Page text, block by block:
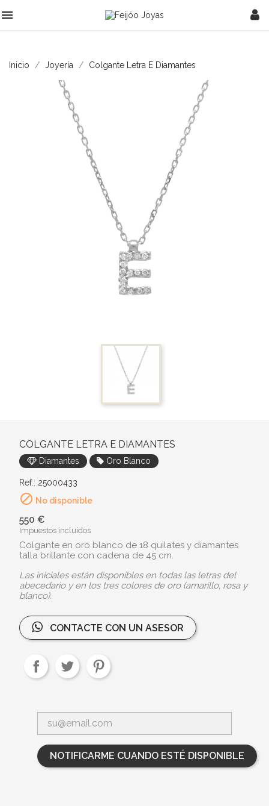

Inicio Joyería Colgante Letra E Diamantes
COLGANTE LETRA E DIAMANTES
Diamantes Oro Blanco
Ref.: 25000433
 No disponible
550 €
Impuestos incluidos
Colgante en oro blanco de 18 quilates y diamantes
talla brillante con cadena de 45 cm.
Las iniciales están disponibles en todas las letras del
abecedario y en los tres colores de oro (amarillo, rosa y
blanco).
CONTACTE CON UN ASESOR
NOTIFICARME CUANDO ESTÉ DISPONIBLE